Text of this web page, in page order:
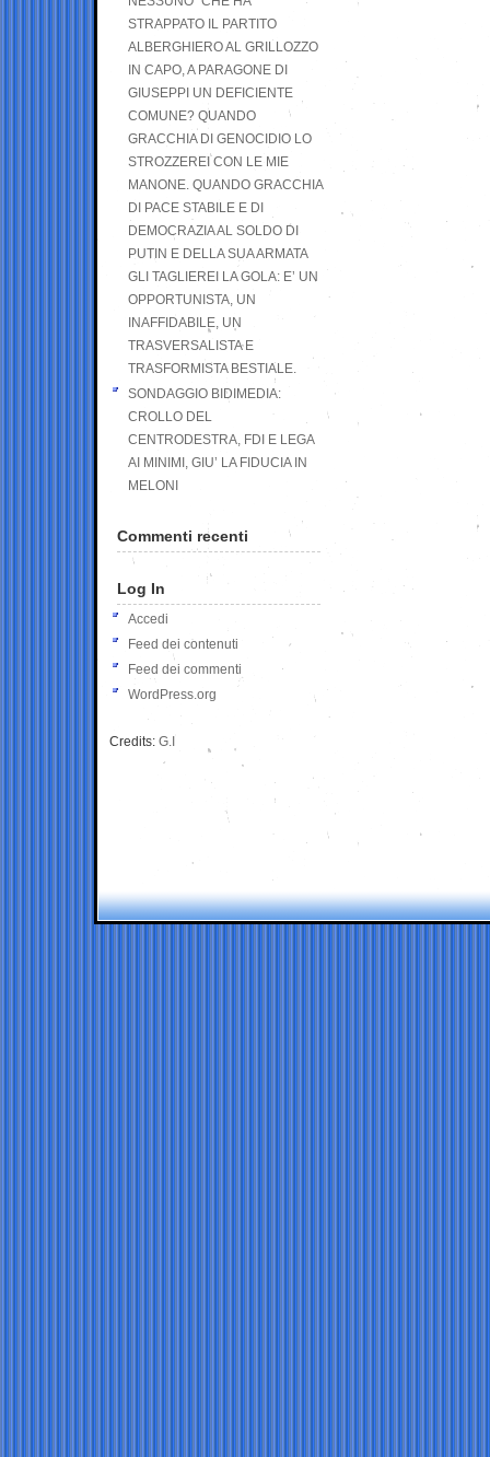
STRAPPATO IL PARTITO
ALBERGHIERO AL GRILLOZZO
IN CAPO, A PARAGONE DI
GIUSEPPI UN DEFICIENTE
COMUNE? QUANDO
GRACCHIA DI GENOCIDIO LO
STROZZEREI CON LE MIE
MANONE. QUANDO GRACCHIA
DI PACE STABILE E DI
DEMOCRAZIA AL SOLDO DI
PUTIN E DELLA SUA ARMATA
GLI TAGLIEREI LA GOLA: E’ UN
OPPORTUNISTA, UN
INAFFIDABILE, UN
TRASVERSALISTA E
TRASFORMISTA BESTIALE.
SONDAGGIO BIDIMEDIA:
CROLLO DEL
CENTRODESTRA, FDI E LEGA
AI MINIMI, GIU’ LA FIDUCIA IN
MELONI
Commenti recenti
Log In
Accedi
Feed dei contenuti
Feed dei commenti
WordPress.org
Credits: G.I